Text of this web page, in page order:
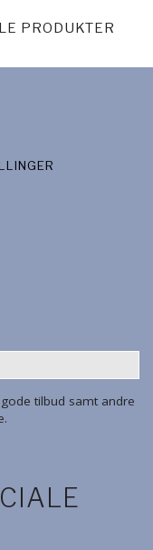
PRODUKTER
tilbud samt andre